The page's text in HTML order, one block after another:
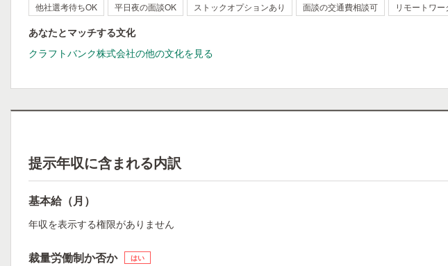
他社選考待ちOK 平日夜の面談OK ストックオプションあり 面談の交通費相談可 リモートワー
あなたとマッチする文化
クラフトバンク株式会社の他の文化を見る
提示年収に含まれる内訳
基本給（月）
年収を表示する権限がありません
裁量労働制か否か はい